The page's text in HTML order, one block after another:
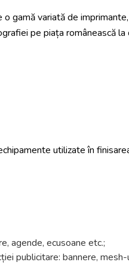
gamă variată de
pe piața românească la
utilizate în
agende, ecusoane etc.;
publicitare: bannere,